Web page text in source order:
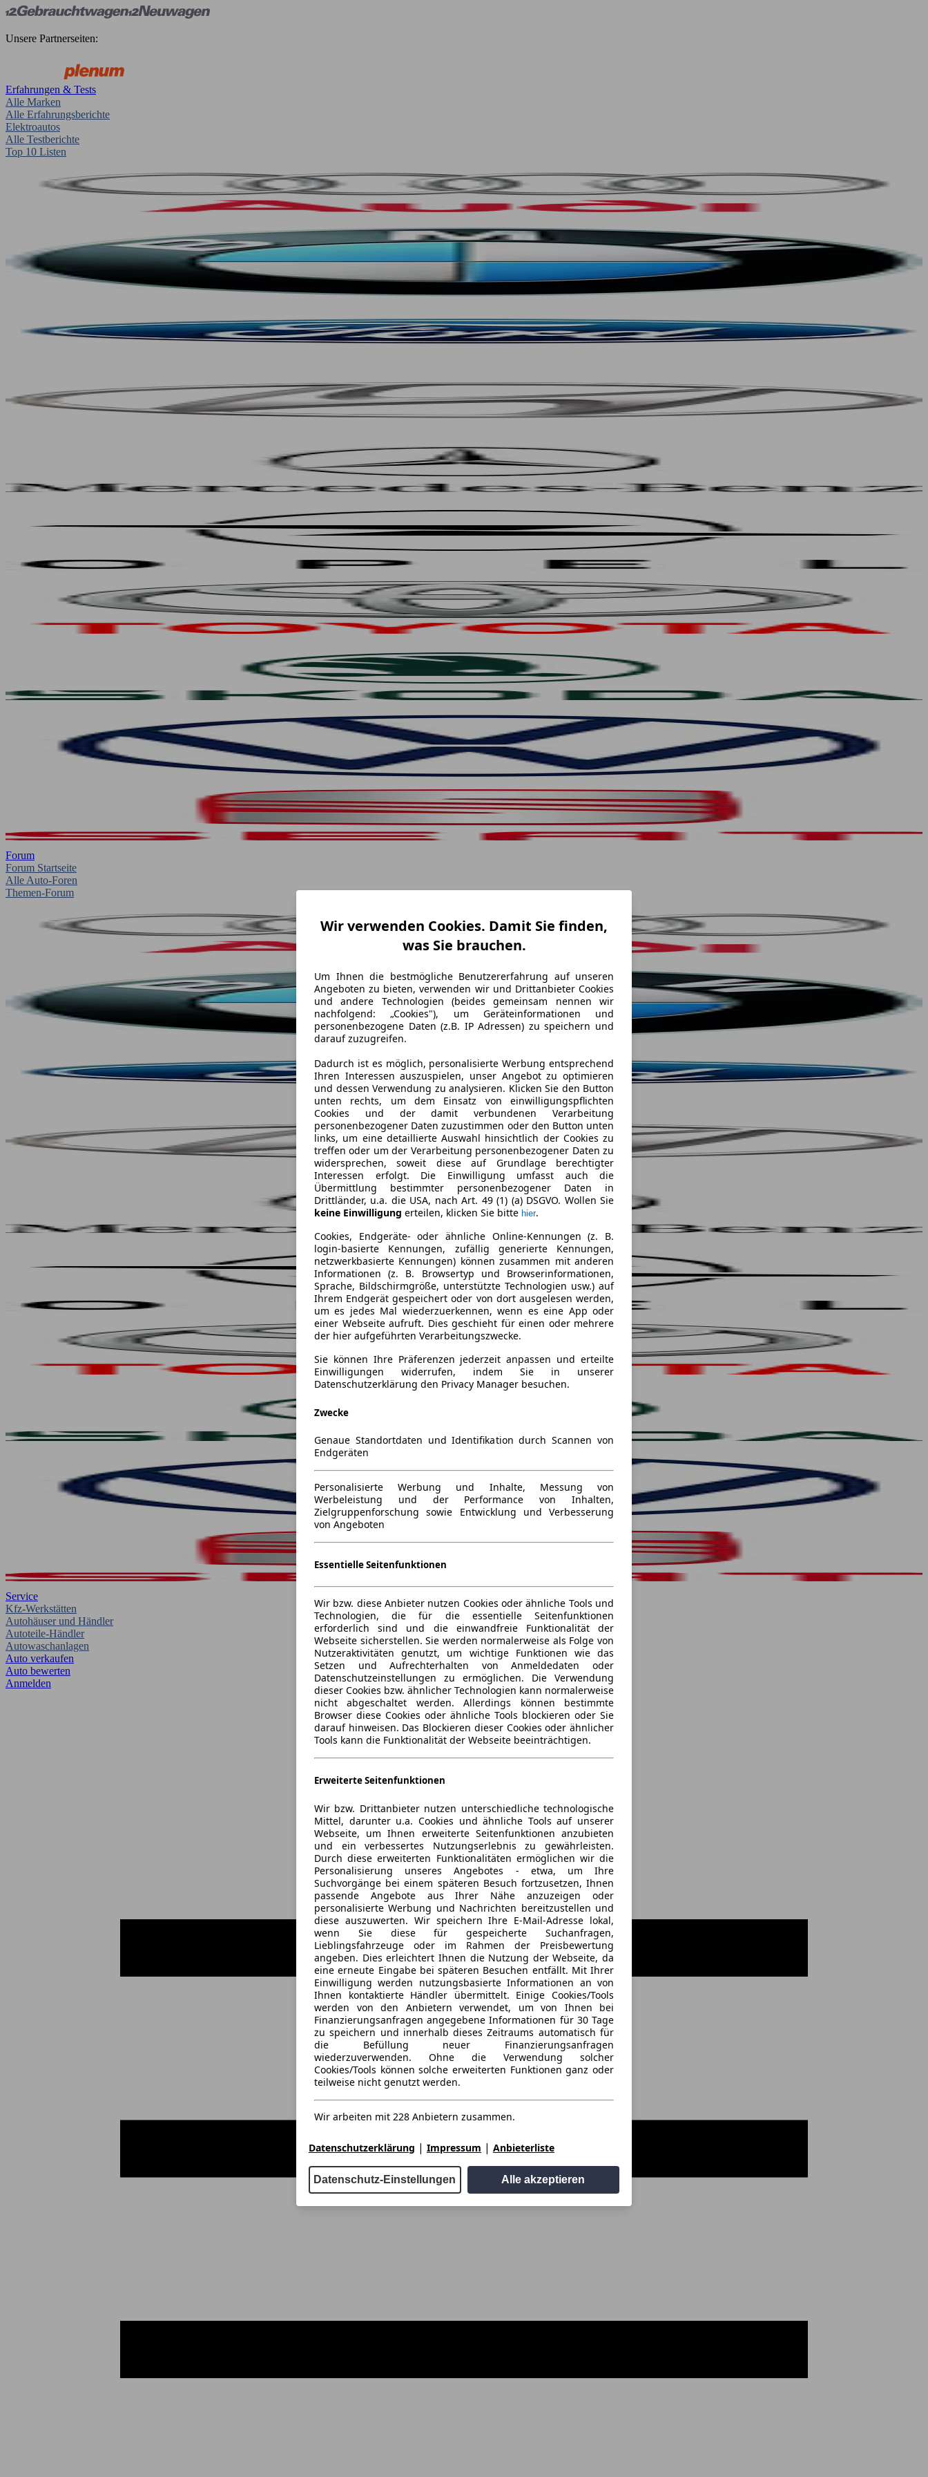
Unsere Partnerseiten:
Erfahrungen & Tests
Alle Marken
Alle Erfahrungsberichte
Elektroautos
Alle Testberichte
Top 10 Listen
Forum
Forum Startseite
Alle Auto-Foren
Themen-Forum
Service
Kfz-Werkstätten
Autohäuser und Händler
Autoteile-Händler
Autowaschanlagen
Auto verkaufen
Auto bewerten
Anmelden
Wir verwenden Cookies. Damit Sie finden,
was Sie brauchen.
Um Ihnen die bestmögliche Benutzererfahrung auf unseren
Angeboten zu bieten, verwenden wir und Drittanbieter Cookies
und andere Technologien (beides gemeinsam nennen wir
nachfolgend: „Cookies"), um Geräteinformationen und
personenbezogene Daten (z.B. IP Adressen) zu speichern und
darauf zuzugreifen.
Dadurch ist es möglich, personalisierte Werbung entsprechend
Ihren Interessen auszuspielen, unser Angebot zu optimieren
und dessen Verwendung zu analysieren. Klicken Sie den Button
unten rechts, um dem Einsatz von einwilligungspflichten
Cookies und der damit verbundenen Verarbeitung
personenbezogener Daten zuzustimmen oder den Button unten
links, um eine detaillierte Auswahl hinsichtlich der Cookies zu
treffen oder um der Verarbeitung personenbezogener Daten zu
widersprechen, soweit diese auf Grundlage berechtigter
Interessen erfolgt. Die Einwilligung umfasst auch die
Übermittlung bestimmter personenbezogener Daten in
Drittländer, u.a. die USA, nach Art. 49 (1) (a) DSGVO. Wollen Sie
keine Einwilligung erteilen, klicken Sie bitte hier.
Cookies, Endgeräte- oder ähnliche Online-Kennungen (z. B.
login-basierte Kennungen, zufällig generierte Kennungen,
netzwerkbasierte Kennungen) können zusammen mit anderen
Informationen (z. B. Browsertyp und Browserinformationen,
Sprache, Bildschirmgröße, unterstützte Technologien usw.) auf
Ihrem Endgerät gespeichert oder von dort ausgelesen werden,
um es jedes Mal wiederzuerkennen, wenn es eine App oder
einer Webseite aufruft. Dies geschieht für einen oder mehrere
der hier aufgeführten Verarbeitungszwecke.
Sie können Ihre Präferenzen jederzeit anpassen und erteilte
Einwilligungen widerrufen, indem Sie in unserer
Datenschutzerklärung den Privacy Manager besuchen.
Zwecke
Genaue Standortdaten und Identifikation durch Scannen von
Endgeräten
Personalisierte Werbung und Inhalte, Messung von
Werbeleistung und der Performance von Inhalten,
Zielgruppenforschung sowie Entwicklung und Verbesserung
von Angeboten
Essentielle Seitenfunktionen
Wir bzw. diese Anbieter nutzen Cookies oder ähnliche Tools und
Technologien, die für die essentielle Seitenfunktionen
erforderlich sind und die einwandfreie Funktionalität der
Webseite sicherstellen. Sie werden normalerweise als Folge von
Nutzeraktivitäten genutzt, um wichtige Funktionen wie das
Setzen und Aufrechterhalten von Anmeldedaten oder
Datenschutzeinstellungen zu ermöglichen. Die Verwendung
dieser Cookies bzw. ähnlicher Technologien kann normalerweise
nicht abgeschaltet werden. Allerdings können bestimmte
Browser diese Cookies oder ähnliche Tools blockieren oder Sie
darauf hinweisen. Das Blockieren dieser Cookies oder ähnlicher
Tools kann die Funktionalität der Webseite beeinträchtigen.
Erweiterte Seitenfunktionen
Wir bzw. Drittanbieter nutzen unterschiedliche technologische
Mittel, darunter u.a. Cookies und ähnliche Tools auf unserer
Webseite, um Ihnen erweiterte Seitenfunktionen anzubieten
und ein verbessertes Nutzungserlebnis zu gewährleisten.
Durch diese erweiterten Funktionalitäten ermöglichen wir die
Personalisierung unseres Angebotes - etwa, um Ihre
Suchvorgänge bei einem späteren Besuch fortzusetzen, Ihnen
passende Angebote aus Ihrer Nähe anzuzeigen oder
personalisierte Werbung und Nachrichten bereitzustellen und
diese auszuwerten. Wir speichern Ihre E-Mail-Adresse lokal,
wenn Sie diese für gespeicherte Suchanfragen,
Lieblingsfahrzeuge oder im Rahmen der Preisbewertung
angeben. Dies erleichtert Ihnen die Nutzung der Webseite, da
eine erneute Eingabe bei späteren Besuchen entfällt. Mit Ihrer
Einwilligung werden nutzungsbasierte Informationen an von
Ihnen kontaktierte Händler übermittelt. Einige Cookies/Tools
werden von den Anbietern verwendet, um von Ihnen bei
Finanzierungsanfragen angegebene Informationen für 30 Tage
zu speichern und innerhalb dieses Zeitraums automatisch für
die Befüllung neuer Finanzierungsanfragen
wiederzuverwenden. Ohne die Verwendung solcher
Cookies/Tools können solche erweiterten Funktionen ganz oder
teilweise nicht genutzt werden.
Wir arbeiten mit 228 Anbietern zusammen.
Datenschutzerklärung | Impressum | Anbieterliste
Datenschutz-Einstellungen Alle akzeptieren